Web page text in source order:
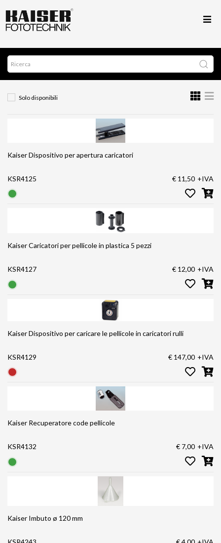
Solo disponibili
Kaiser Dispositivo per apertura caricatori
KSR4125 € 11,50 +IVA
Kaiser Caricatori per pellicole in plastica 5 pezzi
KSR4127 € 12,00 +IVA
Kaiser Dispositivo per caricare le pellicole in caricatori rulli
KSR4129 € 147,00 +IVA
Kaiser Recuperatore code pellicole
KSR4132 € 7,00 +IVA
Kaiser Imbuto ø 120 mm